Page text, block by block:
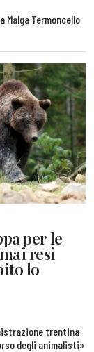
Malga Termoncello
per le
resi
lo
trentina
degli animalisti»